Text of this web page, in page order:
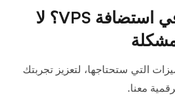
هل أنت جديد في استضافة VPS؟ لا
التي ستحتاجها، لتعزيز تجربتك
معنا.